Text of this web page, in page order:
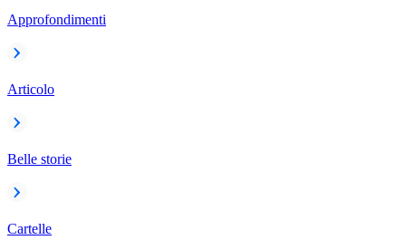
Approfondimenti
Articolo
Belle storie
Cartelle